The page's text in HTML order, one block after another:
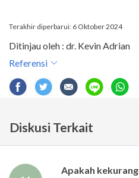
Terakhir diperbarui: 6 Oktober 2024